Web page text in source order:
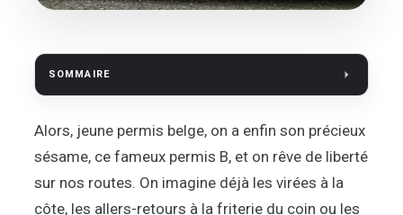
SOMMAIRE
Alors, jeune permis belge, on a enfin son précieux
sésame, ce fameux permis B, et on rêve de liberté
sur nos routes. On imagine déjà les virées à la
côte, les allers-retours à la friterie du coin ou les